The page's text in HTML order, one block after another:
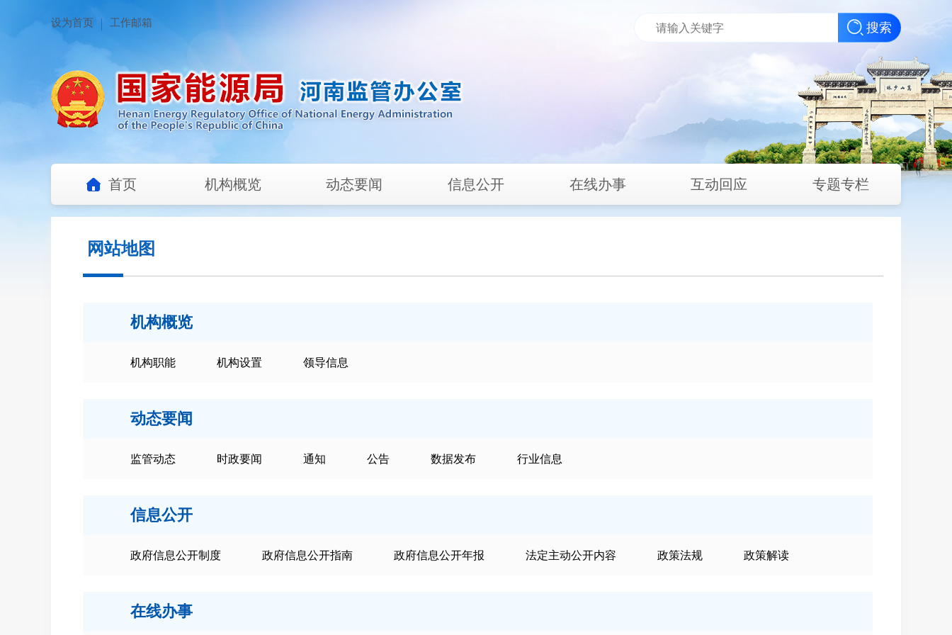
设为首页 工作邮箱 搜索
首页 机构概览 动态要闻 信息公开 在线办事 互动回应 专题专栏
网站地图
机构概览
机构职能 机构设置 领导信息
动态要闻
监管动态 时政要闻 通知 公告 数据发布 行业信息
信息公开
政府信息公开制度 政府信息公开指南 政府信息公开年报 法定主动公开内容 政策法规 政策解读
在线办事